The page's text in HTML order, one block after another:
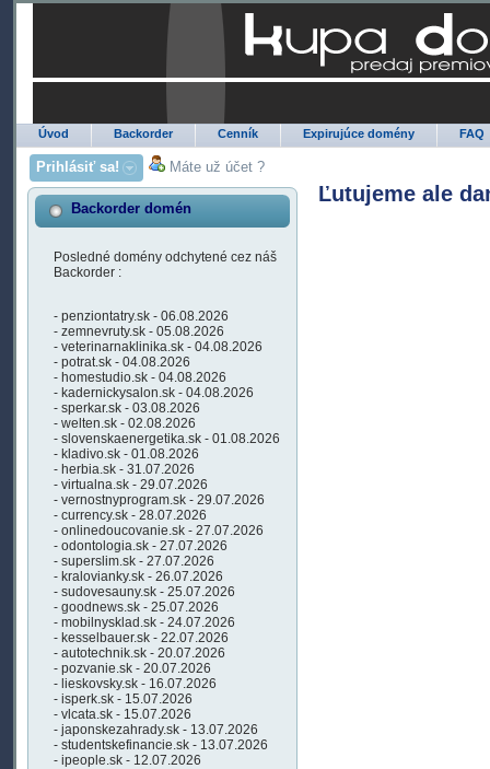
Úvod Backorder Cenník Expirujúce domény FAQ
Prihlásiť sa! Máte už účet ?
Backorder domén
Posledné domény odchytené cez náš
Backorder :
- penziontatry.sk - 06.08.2026
- zemnevruty.sk - 05.08.2026
- veterinarnaklinika.sk - 04.08.2026
- potrat.sk - 04.08.2026
- homestudio.sk - 04.08.2026
- kadernickysalon.sk - 04.08.2026
- sperkar.sk - 03.08.2026
- welten.sk - 02.08.2026
- slovenskaenergetika.sk - 01.08.2026
- kladivo.sk - 01.08.2026
- herbia.sk - 31.07.2026
- virtualna.sk - 29.07.2026
- vernostnyprogram.sk - 29.07.2026
- currency.sk - 28.07.2026
- onlinedoucovanie.sk - 27.07.2026
- odontologia.sk - 27.07.2026
- superslim.sk - 27.07.2026
- kralovianky.sk - 26.07.2026
- sudovesauny.sk - 25.07.2026
- goodnews.sk - 25.07.2026
- mobilnysklad.sk - 24.07.2026
- kesselbauer.sk - 22.07.2026
- autotechnik.sk - 20.07.2026
- pozvanie.sk - 20.07.2026
- lieskovsky.sk - 16.07.2026
- isperk.sk - 15.07.2026
- vlcata.sk - 15.07.2026
- japonskezahrady.sk - 13.07.2026
- studentskefinancie.sk - 13.07.2026
- ipeople.sk - 12.07.2026
Ľutujeme ale